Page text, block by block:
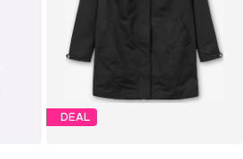
DEAL